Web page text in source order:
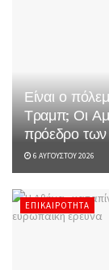
Είναι ο
Τραμπ; Οι
πρόεδρο
6 ΑΥΓΟΎΣΤΟΥ 2026
ΕΠΙΚΑΙΡΌΤΗΤΑ